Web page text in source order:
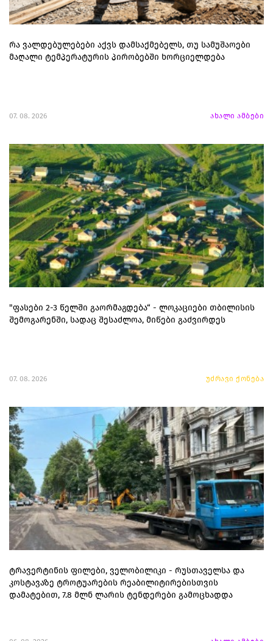
რა ვალდებულებები აქვს დამსაქმებელს, თუ სამუშაოები
მაღალი ტემპერატურის პირობებში ხორციელდება
07. 08. 2026 ახალი ამბები
"ფასები 2-3 წელში გაორმაგდება“ - ლოკაციები თბილისის
შემოგარენში, სადაც შესაძლოა, მიწები გაძვირდეს
07. 08. 2026 უძრავი ქონება
ტრავერტინის ფილები, ველობილიკი - რუსთაველსა და
კოსტავაზე ტროტუარების რეაბილიტირებისთვის
დამატებით, 7.8 მლნ ლარის ტენდერები გამოცხადდა